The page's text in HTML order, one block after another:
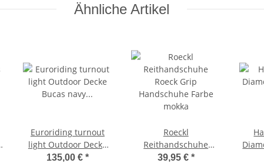
Ähnliche Artikel
Euroriding turnout
light Outdoor Decke
Bucas navy Stay-Dry-
135,00 € *
Roeckl
Reithandschuhe
Roeck Grip
39,95 € *